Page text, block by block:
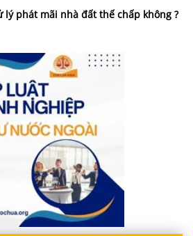
lý phát mãi nhà đất thế chấp không ?